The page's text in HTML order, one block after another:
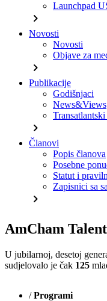
Launchpad
chevron_right
Novosti
Novosti
Objave za
chevron_right
Publikacije
Godišnjaci
News&Views
chevron_right
Članovi
Popis članova
Posebne
Statut i
Zapisnici sa
chevron_right
AmCham
U jubilarnoj, desetoj
sudjelovalo je čak 125
/Programi